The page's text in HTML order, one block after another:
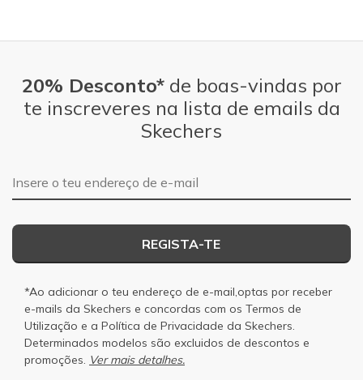
20% Desconto*de boas-vindas por
te inscreveres na lista de emails da
Skechers
Endereço de e-mail
REGISTA-TE
*Ao adicionar o teu endereço de e-mail,optas por receber
e-mails da Skechers e concordas com os Termos de
Utilização e a Política de Privacidade da Skechers.
Determinados modelos são excluidos de descontos e
promoções. Ver mais detalhes.